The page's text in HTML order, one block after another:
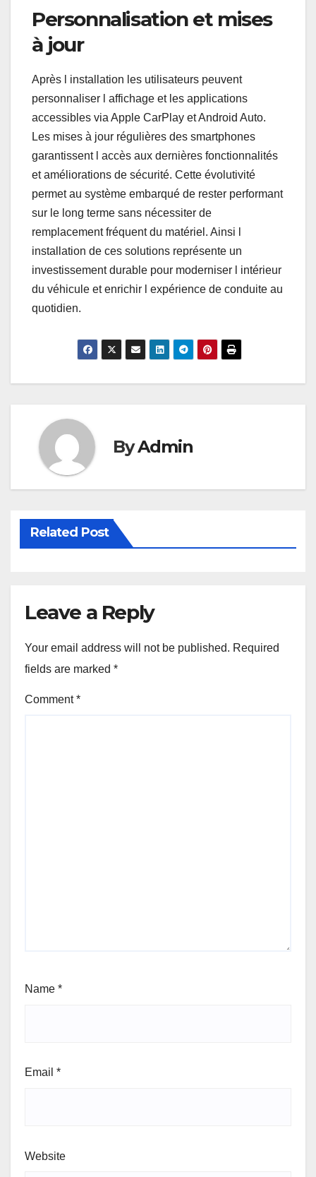
Personnalisation et mises
à jour
Après l installation les utilisateurs peuvent
personnaliser l affichage et les applications
accessibles via Apple CarPlay et Android Auto.
Les mises à jour régulières des smartphones
garantissent l accès aux dernières fonctionnalités
et améliorations de sécurité. Cette évolutivité
permet au système embarqué de rester performant
sur le long terme sans nécessiter de
remplacement fréquent du matériel. Ainsi l
installation de ces solutions représente un
investissement durable pour moderniser l intérieur
du véhicule et enrichir l expérience de conduite au
quotidien.
ByAdmin
Related Post
Leave a Reply
Your email address will not be published. Required
fields are marked *
Comment*
Name *
Email *
Website